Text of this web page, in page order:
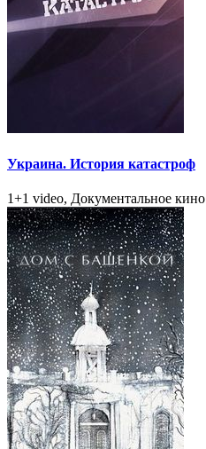
Украина. История катастроф
1+1 video, Документальное кино